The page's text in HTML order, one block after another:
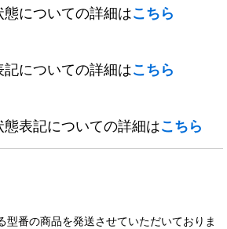
についての詳細はこちら
についての詳細はこちら
表記についての詳細はこちら
型番の商品を発送させていただいておりま